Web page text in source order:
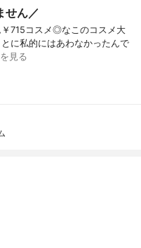
せん／
715コスメ◎なこのコスメ大
に私的にはあわなかったんで
見る